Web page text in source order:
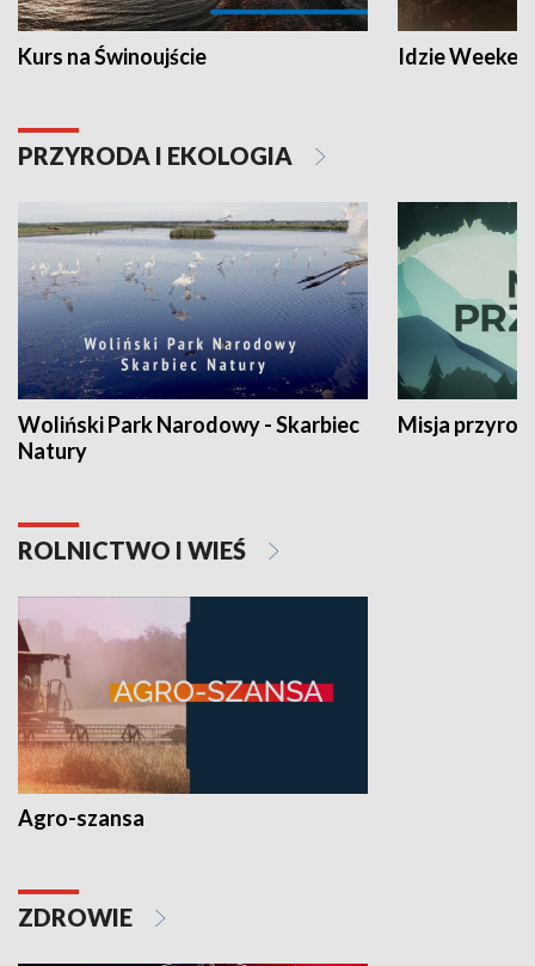
Kurs na Świnoujście Idzie
PRZYRODA I EKOLOGIA
Woliński Park Narodowy - Skarbiec
Natury
Misja
ROLNICTWO I WIEŚ
Agro-szansa
ZDROWIE